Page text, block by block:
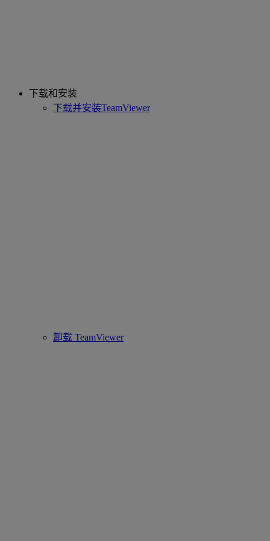
下载和安装
下载并安装TeamViewer
卸载 TeamViewer